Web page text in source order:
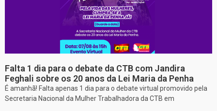
Falta 1 dia para o debate da CTB com Jandira
Feghali sobre os 20 anos da Lei Maria da Penha
É amanhã! Falta apenas 1 dia para o debate virtual promovido pela
Secretaria Nacional da Mulher Trabalhadora da CTB em